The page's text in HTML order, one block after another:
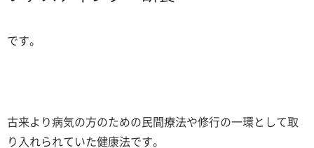
です。
古来より病気の方のための民間療法や修行の一環として取
り入れられていた健康法です。